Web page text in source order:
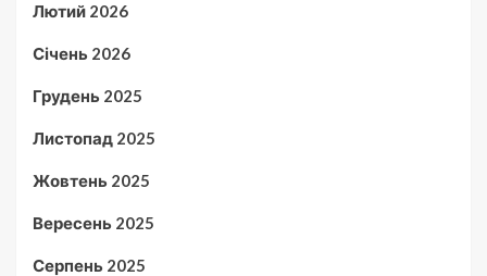
Лютий 2026
Січень 2026
Грудень 2025
Листопад 2025
Жовтень 2025
Вересень 2025
Серпень 2025